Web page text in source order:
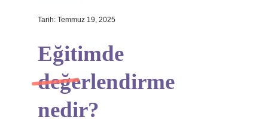
Tarih: Temmuz 19, 2025
Eğitimde
değerlendirme
nedir?